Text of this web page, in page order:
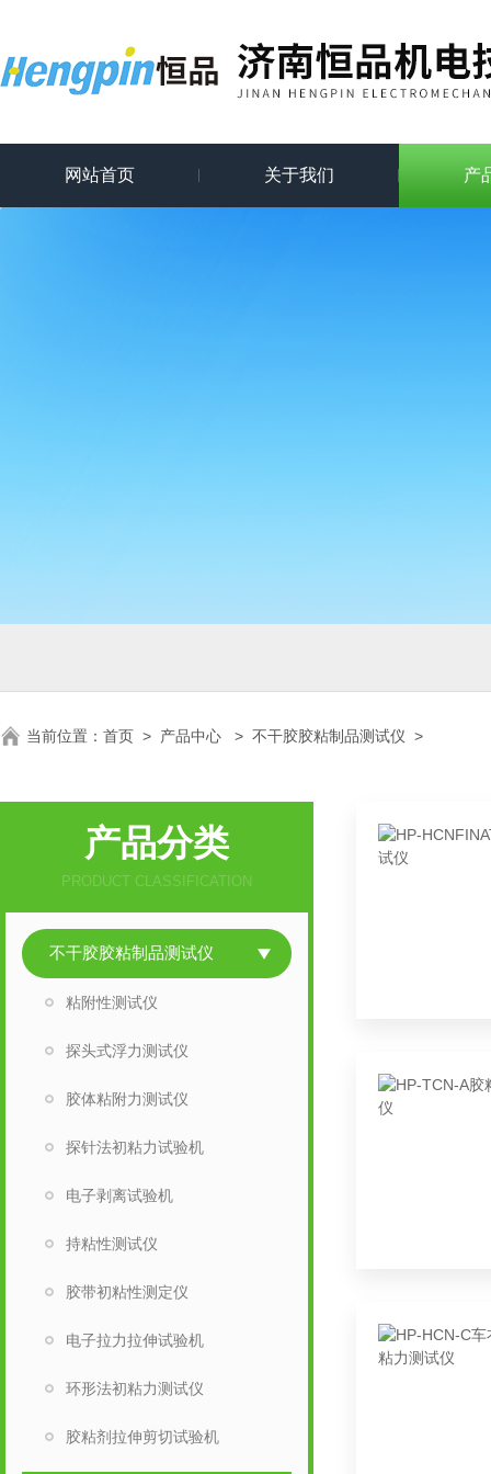
网站首页 关于我们 产
当前位置： 首页 > 产品中心 > 不干胶胶粘制品测试仪 >
产品分类
PRODUCT CLASSIFICATION
不干胶胶粘制品测试仪
粘附性测试仪
探头式浮力测试仪
胶体粘附力测试仪
探针法初粘力试验机
电子剥离试验机
持粘性测试仪
胶带初粘性测定仪
电子拉力拉伸试验机
环形法初粘力测试仪
胶粘剂拉伸剪切试验机